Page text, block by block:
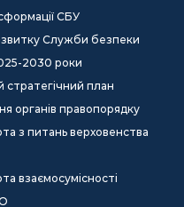
СБУ
Служби безпеки
2030 роки
стратегічний план
органів правопорядку
з питань верховенства
взаємосумісності